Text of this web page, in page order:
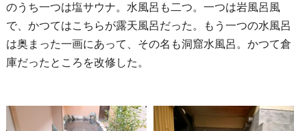
のうち一つは塩サウナ。水風呂も二つ。一つは岩風呂風
で、かつてはこちらが露天風呂だった。もう一つの水風呂
は奥まった一画にあって、その名も洞窟水風呂。かつて倉
庫だったところを改修した。